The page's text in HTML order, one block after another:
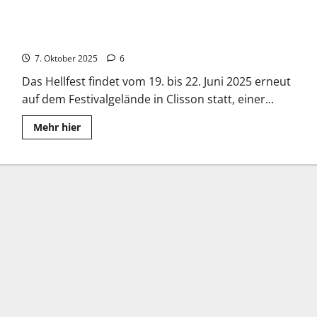
7. Oktober 2025 6
Das Hellfest findet vom 19. bis 22. Juni 2025 erneut
auf dem Festivalgelände in Clisson statt, einer...
Mehr hierRead
more
2025: